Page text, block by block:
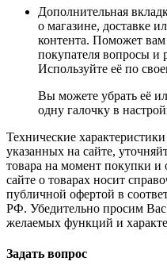
Дополнительная
о магазине, доставке
контента. Поможет
покупателя вопросы и
Используйте её по
Вы можете убрать её
одну галочку в
Технические
указанных на сайте,
товара на момент покупки
сайте о товарах носит
публичной офертой в
РФ. Убедительно просим
желаемых функций и
Задать вопрос